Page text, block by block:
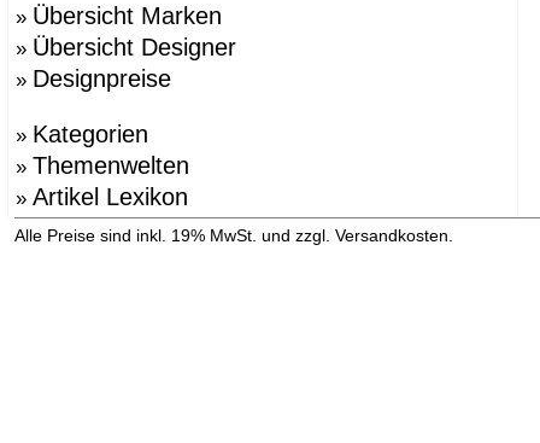
» Übersicht Marken
» Übersicht Designer
» Designpreise
» Kategorien
» Themenwelten
» Artikel Lexikon
Alle Preise sind inkl. 19% MwSt. und zzgl. Versandkosten.